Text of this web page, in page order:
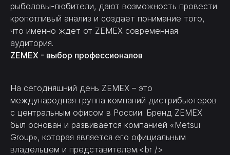
рыболовы-любители, дают возможность провести
кропотливый анализ и создает понимание того,
что именно ждет от ZEMEX современная
аудитория.
ZEMEX - выбор профессионалов
На сегодняшний день ZEMEX – это
международная группа компаний дистрибьютеров
с центральным офисом в России. Бренд ZEMEX
был основан и развивается компанией «Metsui
Group», которая является его официальным
владельцем и представителем.<br />